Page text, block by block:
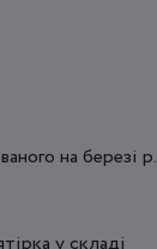
на березі р.
у складі